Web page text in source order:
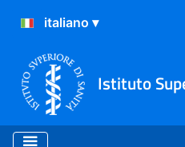
Istituto